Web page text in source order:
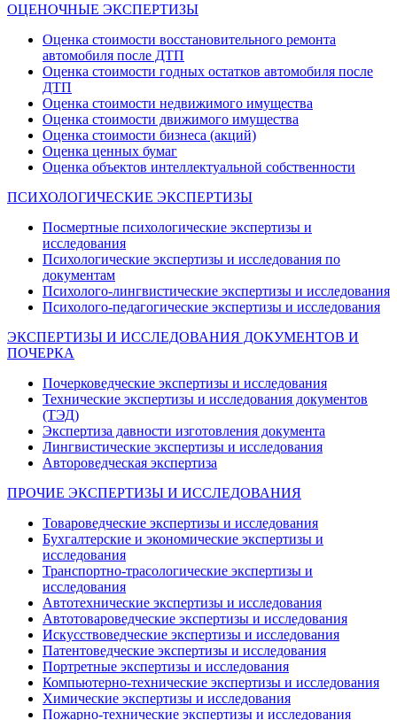
ОЦЕНОЧНЫЕ ЭКСПЕРТИЗЫ
Оценка стоимости восстановительного ремонта
автомобиля после ДТП
Оценка стоимости годных остатков автомобиля после
ДТП
Оценка стоимости недвижимого имущества
Оценка стоимости движимого имущества
Оценка стоимости бизнеса (акций)
Оценка ценных бумаг
Оценка объектов интеллектуальной собственности
ПСИХОЛОГИЧЕСКИЕ ЭКСПЕРТИЗЫ
Посмертные психологические экспертизы и
исследования
Психологические экспертизы и исследования по
документам
Психолого-лингвистические экспертизы и исследования
Психолого-педагогические экспертизы и исследования
ЭКСПЕРТИЗЫ И ИССЛЕДОВАНИЯ ДОКУМЕНТОВ И
ПОЧЕРКА
Почерковедческие экспертизы и исследования
Технические экспертизы и исследования документов
(ТЭД)
Экспертиза давности изготовления документа
Лингвистические экспертизы и исследования
Автороведческая экспертиза
ПРОЧИЕ ЭКСПЕРТИЗЫ И ИССЛЕДОВАНИЯ
Товароведческие экспертизы и исследования
Бухгалтерские и экономические экспертизы и
исследования
Транспортно-трасологические экспертизы и
исследования
Автотехнические экспертизы и исследования
Автотовароведческие экспертизы и исследования
Искусствоведческие экспертизы и исследования
Патентоведческие экспертизы и исследования
Портретные экспертизы и исследования
Компьютерно-технические экспертизы и исследования
Химические экспертизы и исследования
Пожарно-технические экспертизы и исследования